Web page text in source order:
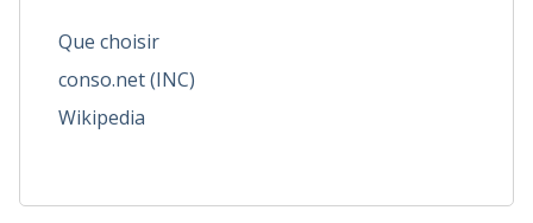
Que choisir
conso.net (INC)
Wikipedia